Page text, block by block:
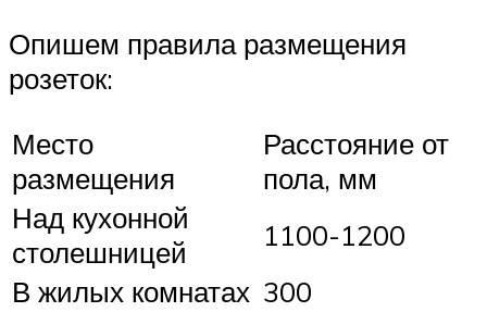
Опишем правила размещения
розеток:
Место
размещения
Расстояние от
пола, мм
Над кухонной
столешницей
1100-1200
В жилых комнатах 300